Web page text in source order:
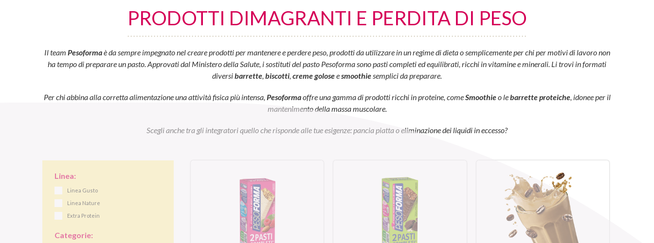
PRODOTTI DIMAGRANTI E PERDITA DI PESO
Il team Pesoformaè da sempre impegnato nel creare prodotti per mantenere e perdere peso, prodotti da utilizzare in un regime di dieta o semplicemente per chi per motivi di lavoro non
ha tempo di preparare un pasto. Approvati dal Ministero della Salute, i sostituti del pasto Pesoforma sono pasti completi ed equilibrati, ricchi in vitamine e minerali. Li trovi in formati
diversibarrette, biscotti, creme goloseesmoothiesemplici da preparare.
Per chi abbina alla corretta alimentazione una attività fisica più intensa, Pesoformaoffre una gamma di prodotti ricchi in proteine, comeSmoothieo lebarrette proteiche, idonee per il
mantenimento della massa muscolare.
Scegli anche tra gli integratori quello che risponde alle tue esigenze: pancia piatta o eliminazione dei liquidi in eccesso?
Linea:
Linea Gusto
Linea Nature
Extra Protein
Categorie: